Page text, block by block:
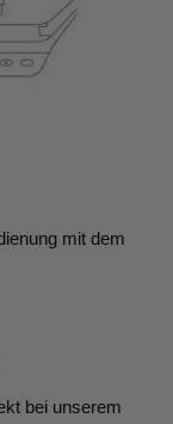
mit dem
bei unserem